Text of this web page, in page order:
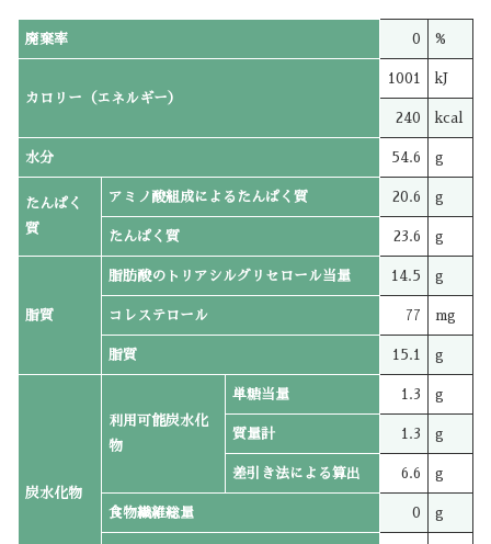
廃棄率 0 %
カロリー（エネルギー）
1001 kJ
240 kcal
水分 54.6 g
たんぱく
質
アミノ酸組成によるたんぱく質 20.6 g
たんぱく質 23.6 g
脂質
脂肪酸のトリアシルグリセロール当量 14.5 g
コレステロール 77 mg
脂質 15.1 g
炭水化物
利用可能炭水化
物
単糖当量 1.3 g
質量計 1.3 g
差引き法による算出 6.6 g
食物繊維総量 0 g